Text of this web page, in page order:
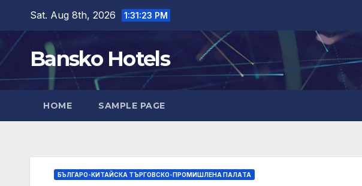
content
Sat. Aug 8th, 2026 1:31:25 PM
Bansko Hotels
HOME SAMPLE PAGE
БЪЛГАРО-КИТАЙСКА ТЪРГОВСКО-ПРОМИШЛЕНА ПАЛAТА